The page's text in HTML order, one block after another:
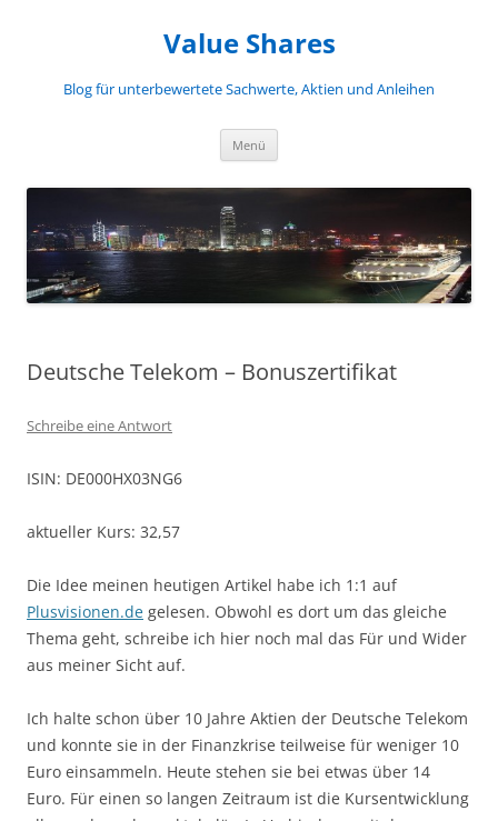
Value Shares
Blog für unterbewertete Sachwerte, Aktien und Anleihen
Menü
Deutsche Telekom – Bonuszertifikat
Schreibe eine Antwort
ISIN: DE000HX03NG6
aktueller Kurs: 32,57
Die Idee meinen heutigen Artikel habe ich 1:1 auf
Plusvisionen.de gelesen. Obwohl es dort um das gleiche
Thema geht, schreibe ich hier noch mal das Für und Wider
aus meiner Sicht auf.
Ich halte schon über 10 Jahre Aktien der Deutsche Telekom
und konnte sie in der Finanzkrise teilweise für weniger 10
Euro einsammeln. Heute stehen sie bei etwas über 14
Euro. Für einen so langen Zeitraum ist die Kursentwicklung